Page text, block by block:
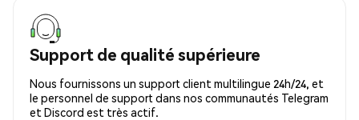
Support de qualité supérieure
Nous fournissons un support client multilingue 24h/24, et
le personnel de support dans nos communautés Telegram
et Discord est très actif.